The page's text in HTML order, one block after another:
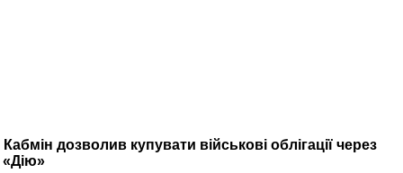
Кабмін дозволив купувати військові облігації через
«Дію»